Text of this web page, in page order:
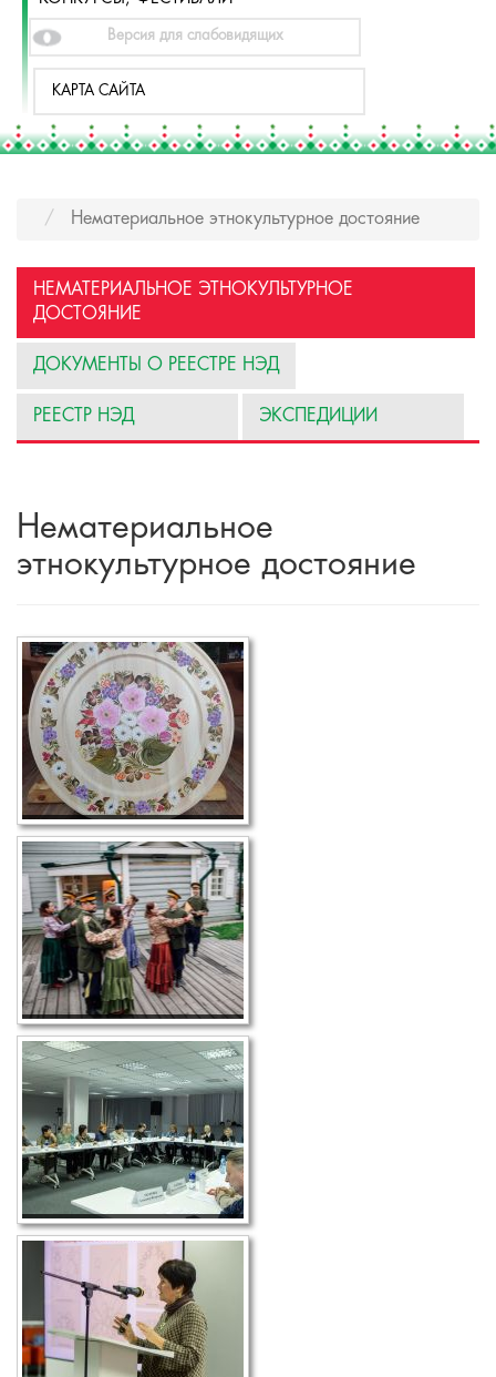
Версия для слабовидящих
КАРТА САЙТА
Нематериальное этнокультурное достояние
НЕМАТЕРИАЛЬНОЕ ЭТНОКУЛЬТУРНОЕ
ДОСТОЯНИЕ
ДОКУМЕНТЫ О РЕЕСТРЕ НЭД
РЕЕСТР НЭД ЭКСПЕДИЦИИ
Нематериальное
этнокультурное достояние